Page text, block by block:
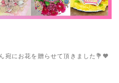
宛にお花を贈らせて頂きました💐🧡